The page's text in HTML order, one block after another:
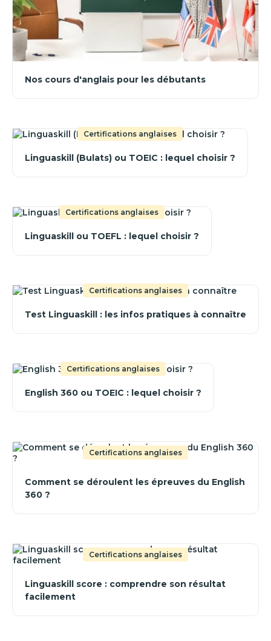
Nos cours d'anglais pour les débutants
Certifications anglaises
Linguaskill (Bulats) ou TOEIC : lequel choisir ?
Certifications anglaises
Linguaskill ou TOEFL : lequel choisir ?
Certifications anglaises
Test Linguaskill : les infos pratiques à connaître
Certifications anglaises
English 360 ou TOEIC : lequel choisir ?
Certifications anglaises
Comment se déroulent les épreuves du English
360 ?
Certifications anglaises
Linguaskill score : comprendre son résultat
facilement